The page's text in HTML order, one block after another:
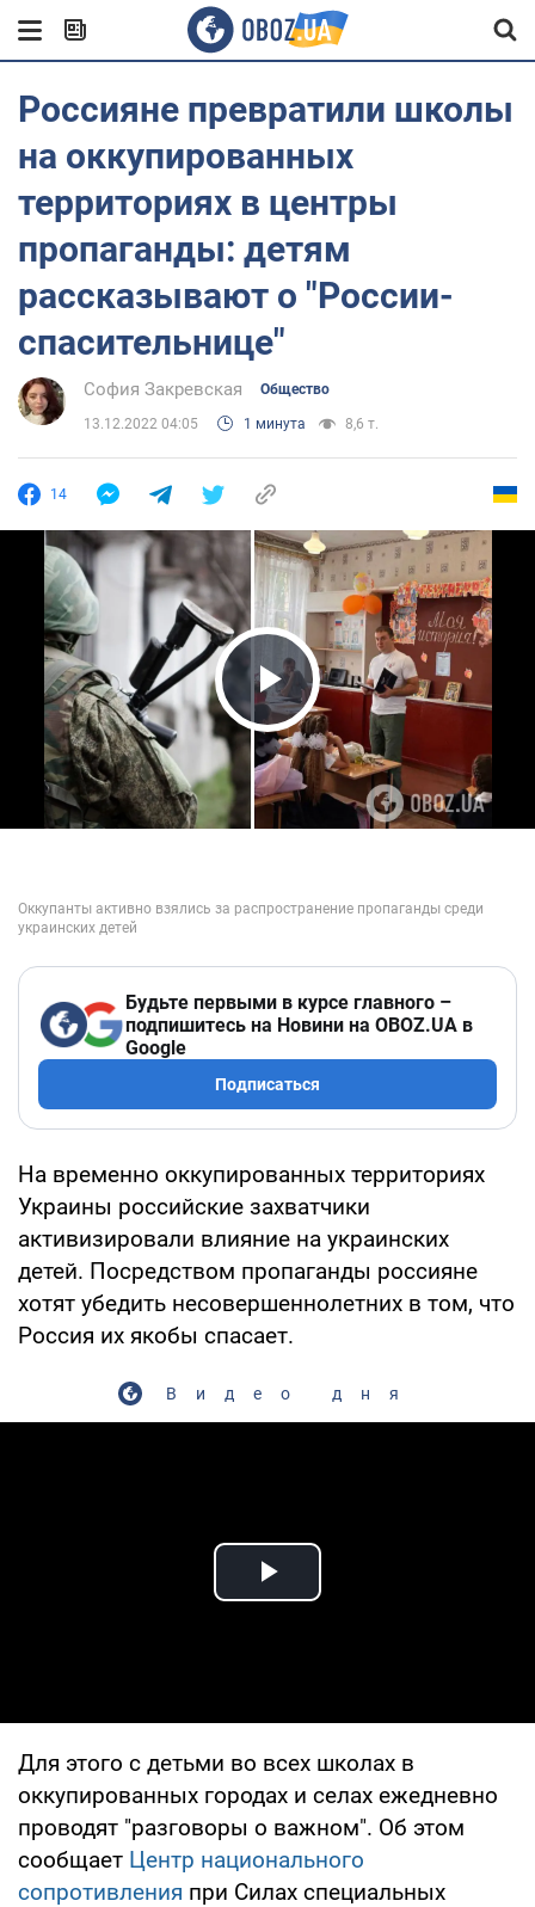
Россияне превратили школы
на оккупированных
территориях в центры
пропаганды: детям
рассказывают о "России-
спасительнице"
София Закревская Общество
13.12.2022 04:05 1 минута 8,6 т.
14
Play Video
Будьте первыми в курсе главного –
подпишитесь на Новини на OBOZ.UA в
Google
Подписаться
На временно оккупированных территориях
Украины российские захватчики
активизировали влияние на украинских
детей. Посредством пропаганды россияне
хотят убедить несовершеннолетних в том, что
Россия их якобы спасает.
Видео дня
Play Video
Для этого с детьми во всех школах в
оккупированных городах и селах ежедневно
проводят "разговоры о важном". Об этом
сообщает Центр национального
сопротивления при Силах специальных